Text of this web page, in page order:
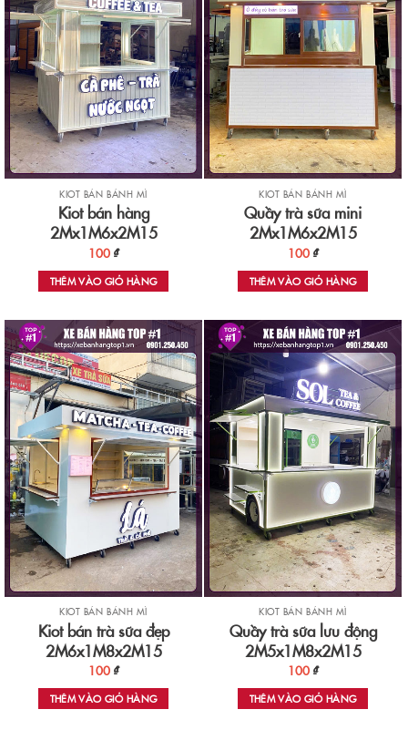
KIOT BÁN BÁNH MÌ
Kiot bán hàng
2Mx1M6x2M15
100 ₫
THÊM VÀO GIỎ HÀNG
KIOT BÁN BÁNH MÌ
Quầy trà sữa mini
2Mx1M6x2M15
100 ₫
THÊM VÀO GIỎ HÀNG
KIOT BÁN BÁNH MÌ
Kiot bán trà sữa đẹp
2M6x1M8x2M15
100 ₫
THÊM VÀO GIỎ HÀNG
KIOT BÁN BÁNH MÌ
Quầy trà sữa lưu động
2M5x1M8x2M15
100 ₫
THÊM VÀO GIỎ HÀNG